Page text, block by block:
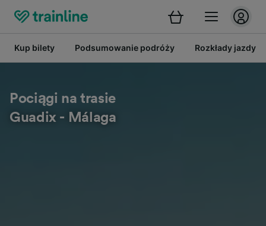
Kup bilety Podsumowanie podróży Rozkłady jazdy
Pociągi na trasie
Guadix - Málaga